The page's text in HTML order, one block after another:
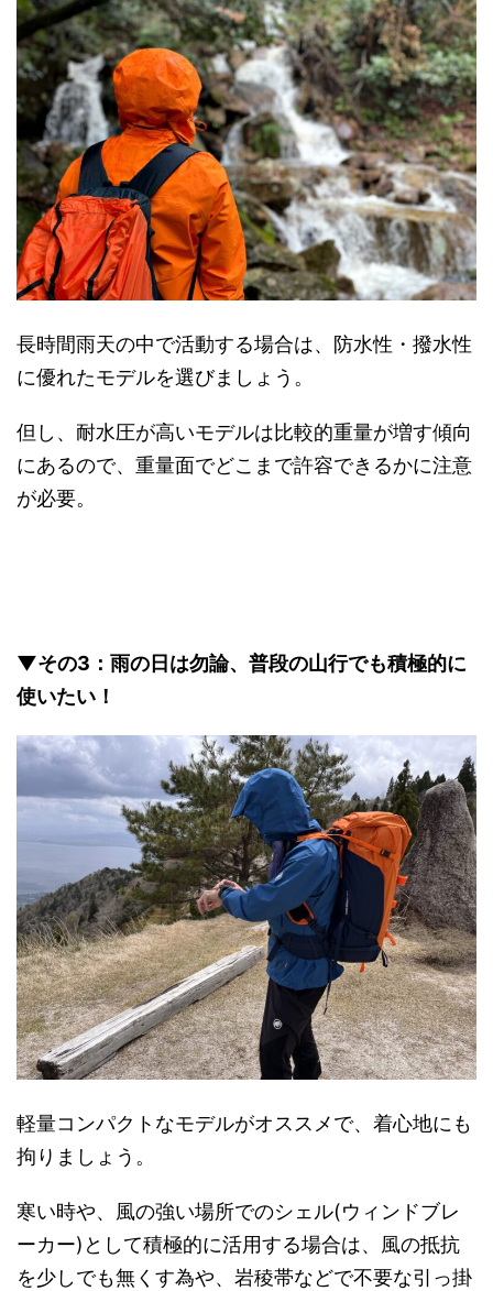
長時間雨天の中で活動する場合は、防水性・撥水性
に優れたモデルを選びましょう。
但し、耐水圧が高いモデルは比較的重量が増す傾向
にあるので、重量面でどこまで許容できるかに注意
が必要。
▼その3：雨の日は勿論、普段の山行でも積極的に
使いたい！
軽量コンパクトなモデルがオススメで、着心地にも
拘りましょう。
寒い時や、風の強い場所でのシェル(ウィンドブレ
ーカー)として積極的に活用する場合は、風の抵抗
を少しでも無くす為や、岩稜帯などで不要な引っ掛